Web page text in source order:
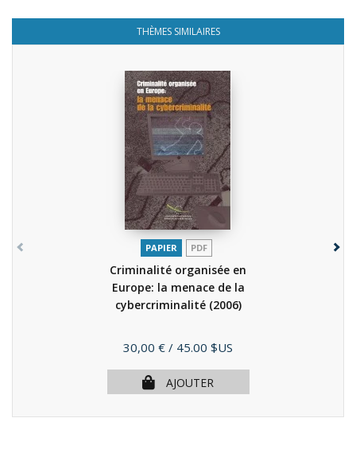
THÈMES SIMILAIRES
PAPIER PDF
Criminalité organisée en
Europe: la menace de la
cybercriminalité (2006)
Prix
30,00 € / 45.00 $US
AJOUTER